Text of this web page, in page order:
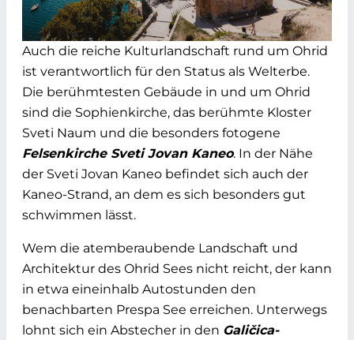
Auch die reiche Kulturlandschaft rund um Ohrid
ist verantwortlich für den Status als Welterbe.
Die berühmtesten Gebäude in und um Ohrid
sind die Sophienkirche, das berühmte Kloster
Sveti Naum und die besonders fotogene
Felsenkirche Sveti Jovan Kaneo. In der Nähe
der Sveti Jovan Kaneo befindet sich auch der
Kaneo-Strand, an dem es sich besonders gut
schwimmen lässt.
Wem die atemberaubende Landschaft und
Architektur des Ohrid Sees nicht reicht, der kann
in etwa eineinhalb Autostunden den
benachbarten Prespa See erreichen. Unterwegs
lohnt sich ein Abstecher in den Galičica-